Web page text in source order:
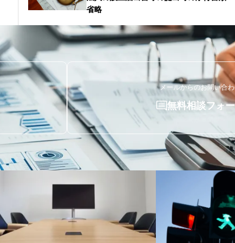
省略
メールからのお問い合
無料相談フォ